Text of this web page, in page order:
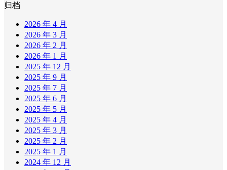
归档
2026 年 4 月
2026 年 3 月
2026 年 2 月
2026 年 1 月
2025 年 12 月
2025 年 9 月
2025 年 7 月
2025 年 6 月
2025 年 5 月
2025 年 4 月
2025 年 3 月
2025 年 2 月
2025 年 1 月
2024 年 12 月